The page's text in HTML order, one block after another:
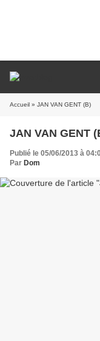
Accueil » JAN VAN GENT (B)
JAN VAN GENT
Publié le 05/06/2013 à
Par Dom